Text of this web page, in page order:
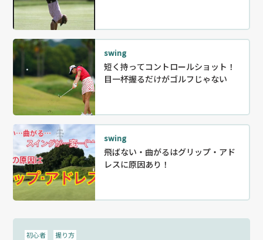
swing
短く持ってコントロールショット！
目一杯握るだけがゴルフじゃない
swing
飛ばない・曲がるはグリップ・アド
レスに原因あり！
初心者 握り方